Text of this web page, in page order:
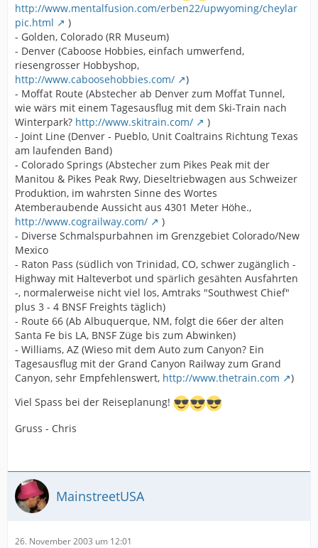
http://www.mentalfusion.com/erben22/upwyoming/cheylar
pic.html
)
- Golden, Colorado (RR Museum)
- Denver (Caboose Hobbies, einfach umwerfend,
riesengrosser Hobbyshop,
http://www.caboosehobbies.com/
)
- Moffat Route (Abstecher ab Denver zum Moffat Tunnel,
wie wärs mit einem Tagesausflug mit dem Ski-Train nach
Winterpark? http://www.skitrain.com/
)
- Joint Line (Denver - Pueblo, Unit Coaltrains Richtung Texas
am laufenden Band)
- Colorado Springs (Abstecher zum Pikes Peak mit der
Manitou & Pikes Peak Rwy, Dieseltriebwagen aus Schweizer
Produktion, im wahrsten Sinne des Wortes
Atemberaubende Aussicht aus 4301 Meter Höhe.,
http://www.cograilway.com/
)
- Diverse Schmalspurbahnen im Grenzgebiet Colorado/New
Mexico
- Raton Pass (südlich von Trinidad, CO, schwer zugänglich -
Highway mit Halteverbot und spärlich gesähten Ausfahrten
-, normalerweise nicht viel los, Amtraks "Southwest Chief"
plus 3 - 4 BNSF Freights täglich)
- Route 66 (Ab Albuquerque, NM, folgt die 66er der alten
Santa Fe bis LA, BNSF Züge bis zum Abwinken)
- Williams, AZ (Wieso mit dem Auto zum Canyon? Ein
Tagesausflug mit der Grand Canyon Railway zum Grand
Canyon, sehr Empfehlenswert, http://www.thetrain.com
)
Viel Spass bei der Reiseplanung!
Gruss - Chris
MainstreetUSA
26. November 2003 um 12:01